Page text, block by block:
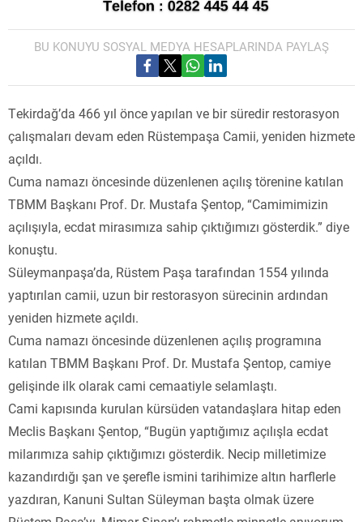
BU KONUYU SOSYAL MEDYA HESAPLARINDA PAYLAŞ
Tekirdağ’da 466 yıl önce yapılan ve bir süredir restorasyon
çalışmaları devam eden Rüstempaşa Camii, yeniden hizmete
açıldı.
Cuma namazı öncesinde düzenlenen açılış törenine katılan
TBMM Başkanı Prof. Dr. Mustafa Şentop, “Camimimizin
açılışıyla, ecdat mirasımıza sahip çıktığımızı gösterdik.” diye
konuştu.
Süleymanpaşa’da, Rüstem Paşa tarafından 1554 yılında
yaptırılan camii, uzun bir restorasyon sürecinin ardından
yeniden hizmete açıldı.
Cuma namazı öncesinde düzenlenen açılış programına
katılan TBMM Başkanı Prof. Dr. Mustafa Şentop, camiye
gelişinde ilk olarak cami cemaatiyle selamlaştı.
Cami kapısında kurulan kürsüden vatandaşlara hitap eden
Meclis Başkanı Şentop, “Bugün yaptığımız açılışla ecdat
milarımıza sahip çıktığımızı gösterdik. Necip milletimize
kazandırdığı şan ve şerefle ismini tarihimize altın harflerle
yazdıran, Kanuni Sultan Süleyman başta olmak üzere